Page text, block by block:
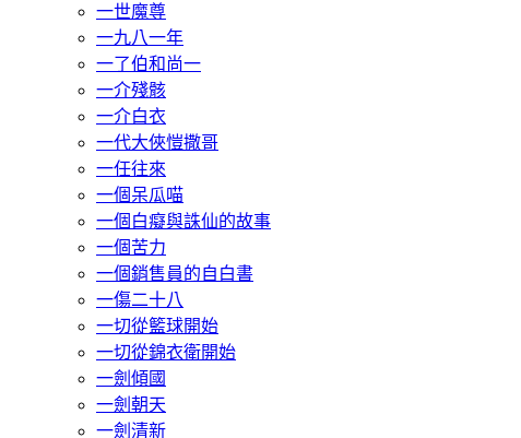
一世魔尊
一九八一年
一了伯和尚一
一介殘骸
一介白衣
一代大俠愷撒哥
一任往來
一個呆瓜喵
一個白癡與誅仙的故事
一個苦力
一個銷售員的自白書
一傷二十八
一切從籃球開始
一切從錦衣衛開始
一劍傾國
一劍朝天
一劍清新